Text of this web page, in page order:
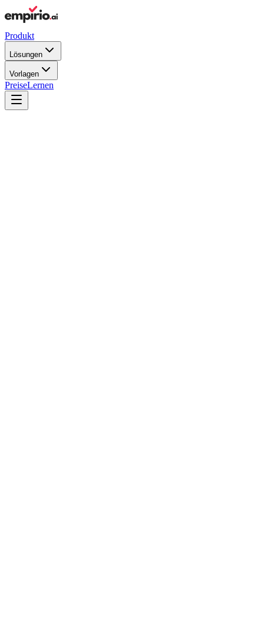
Produkt
Lösungen
Vorlagen
PreiseLernen